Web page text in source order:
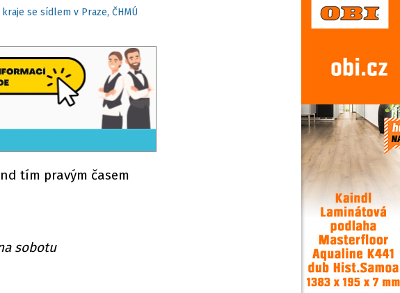
se sídlem v Praze, ČHMÚ
tím pravým časem
sobotu